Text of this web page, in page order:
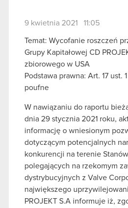
9 kwietnia 2021 11:05
Temat: Wycofanie roszczeń
Grupy Kapitałowej CD
zbiorowego w USA
Podstawa prawna: Art. 17 ust.
poufne
W nawiązaniu do raportu
dnia 29 stycznia 2021 roku,
informację o wniesionym
dotyczącym potencjalnych
konkurencji na terenie
polegających na rzekomym
dystrybucyjnych z Valve
największego
PROJEKT S.A informuje iż,